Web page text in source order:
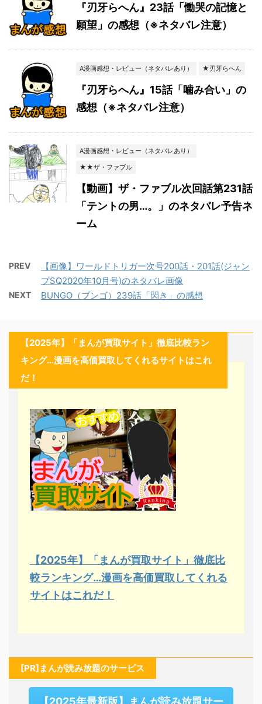
『刃牙らへん』23話「慟哭の記憶と
願望」の感想（※ネタバレ注意）
A漫画感想・レビュー（ネタバレあり） ★刃牙らへん
『刃牙らへん』15話「噛み合い」の
感想（※ネタバレ注意）
A漫画感想・レビュー（ネタバレあり）
★★ザ・ファブル
【動画】ザ・ファブル次回話第231話
「テントの男…。」のネタバレ予告ネ
ーム
PREV
【画像】ワールドトリガー次号200話・201話(ジャン
プSQ2020年10月号)のネタバレ画像
NEXT BUNGO（ブンゴ）239話「閃き」の感想
【2025年】「まんが買取サイト」徹底比較ラン
キング…漫画を高価買取してくれるサイトはこれ
だ！
【2025年】「まんが買取サイト」徹底比
較ランキング…漫画を高価買取してくれる
サイトはこれだ！
[PR]まんが読み放題のサービス
【2025年最新版】まんが読み放題サー